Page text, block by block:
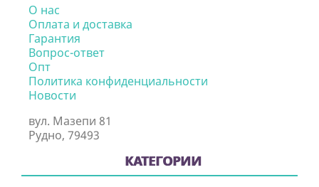
О нас
Оплата и доставка
Гарантия
Вопрос-ответ
Опт
Политика конфиденциальности
Новости
вул. Мазепи 81
Рудно, 79493
КАТЕГОРИИ